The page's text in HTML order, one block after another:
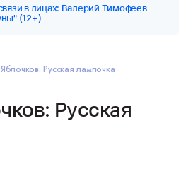
в лицах: Валерий Тимофеев
(12+)
Русская лампочка
Русская